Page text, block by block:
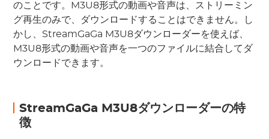
のことです。M3U8形式の動画や音声は、ストリーミン
グ再生のみで、ダウンロードすることはできません。し
かし、StreamGaGa M3U8ダウンローダーを使えば、
M3U8形式の動画や音声を一つのファイルに結合してダ
ウンロードできます。
StreamGaGa M3U8ダウンローダーの特
徴